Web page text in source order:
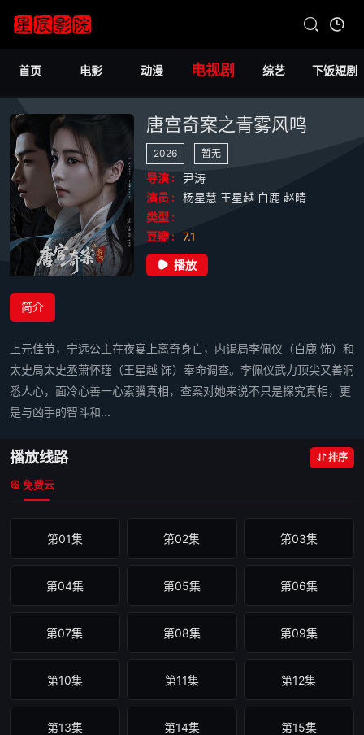
首页 电影 动漫 电视剧 综艺 下饭短剧
唐宫奇案之青雾风鸣
2026 暂无
导演 :
尹涛
演员 :
杨星慧 王星越 白鹿 赵晴
类型 :
豆瓣 :
7.1
播放
简介
上元佳节，宁远公主在夜宴上离奇身亡，内谒局李佩仪（白鹿 饰）和
太史局太史丞萧怀瑾（王星越 饰）奉命调查。李佩仪武力顶尖又善洞
悉人心，面冷心善一心索骥真相，查案对她来说不只是探究真相，更
是与凶手的智斗和...
播放线路 排序
免费云
第01集 第02集 第03集
第04集 第05集 第06集
第07集 第08集 第09集
第10集 第11集 第12集
第13集 第14集 第15集